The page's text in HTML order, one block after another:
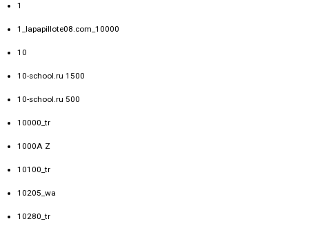
1
1_lapapillote08.com_10000
10
10-school.ru 1500
10-school.ru 500
10000_tr
1000A Z
10100_tr
10205_wa
10280_tr